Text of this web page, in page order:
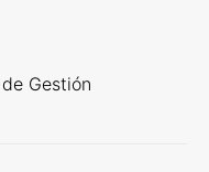
Gestión